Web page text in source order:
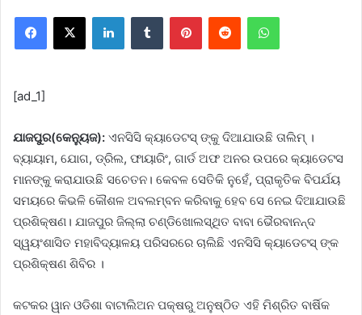
Facebook
X LinkedInTumblr PinterestReddit WhatsApp
[ad_1]
ଯାଜପୁର(କେନ୍ୟୁଜ): ଏନସିସି କ୍ୟାଡେଟସ୍ ଙ୍କୁ ଦିଆଯାଉଛି ତାଲିମ୍ ।
ବ୍ୟାୟାମ, ଯୋଗ, ଡ୍ରିଲ, ଫାୟାରିଂ, ଗାର୍ଡ ଅଫ ଅନର ଉପରେ କ୍ୟାଡେଟସ
ମାନଙ୍କୁ କରାଯାଉଛି ସଚେତନ। କେବଳ ସେତିକି ନୁହେଁ, ପ୍ରାକୃତିକ ବିପର୍ଯୟ
ସମୟରେ କିଭଳି କୌଶଳ ଅବଲମ୍ବନ କରିବାକୁ ହେବ ସେ ନେଇ ଦିଆଯାଉଛି
ପ୍ରଶିକ୍ଷଣ। ଯାଜପୁର ଜିଲ୍ଲା ଚଣ୍ଡିଖୋଲସ୍ଥିତ ବାବା ଭୈରବାନନ୍ଦ
ସ୍ୱୟଂଶାସିତ ମହାବିଦ୍ୟାଳୟ ପରିସରରେ ଚାଲିଛି ଏନସିସି କ୍ୟାଡେଟସ୍ ଙ୍କ
ପ୍ରଶିକ୍ଷଣ ଶିବିର ।
କଟକର ୱାନ ଓଡିଶା ବାଟାଲିଅନ ପକ୍ଷରୁ ଅନୁଷ୍ଠିତ ଏହି ମିଶ୍ରିତ ବାର୍ଷିକ